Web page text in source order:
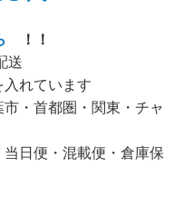
！！
送
れています
・首都圏・関東・チャ
日便・混載便・倉庫保